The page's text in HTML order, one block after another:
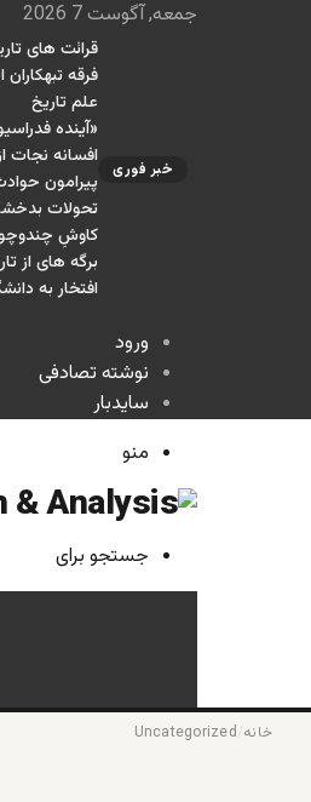
جمعه, آگوست 7 2026
خبر فوری
قرائت های
فرقه
علم تاریخ
«آینده
افسانه نجات
پیرامون
تحولات
کاوشِ
برگه های از
افتخار به
ورود
نوشته تصادفی
سایدبار
منو
جستجو برای
خانه Uncategorized